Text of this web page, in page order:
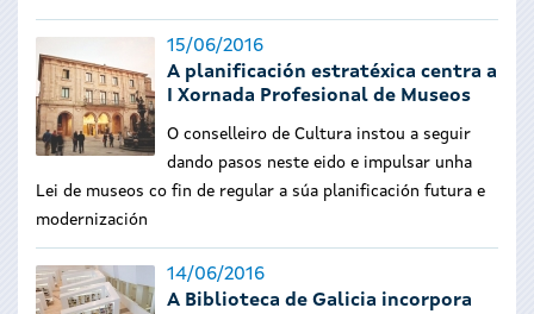
15/06/2016
A planificación estratéxica centra a
I Xornada Profesional de Museos
O conselleiro de Cultura instou a seguir
dando pasos neste eido e impulsar unha
Lei de museos co fin de regular a súa planificación futura e
modernización
14/06/2016
A Biblioteca de Galicia incorpora